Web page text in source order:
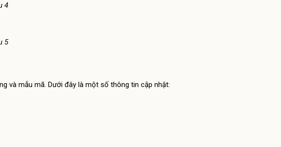
4
5
và mẫu mã. Dưới đây là một số thông tin cập nhật: